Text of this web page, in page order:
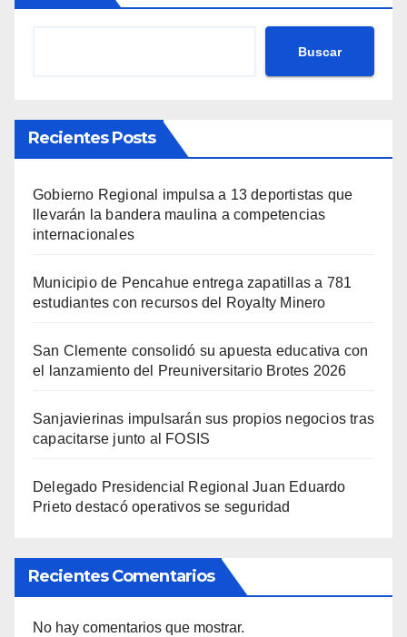
Buscar
Recientes Posts
Gobierno Regional impulsa a 13 deportistas que
llevarán la bandera maulina a competencias
internacionales
Municipio de Pencahue entrega zapatillas a 781
estudiantes con recursos del Royalty Minero
San Clemente consolidó su apuesta educativa con
el lanzamiento del Preuniversitario Brotes 2026
Sanjavierinas impulsarán sus propios negocios tras
capacitarse junto al FOSIS
Delegado Presidencial Regional Juan Eduardo
Prieto destacó operativos se seguridad
Recientes Comentarios
No hay comentarios que mostrar.